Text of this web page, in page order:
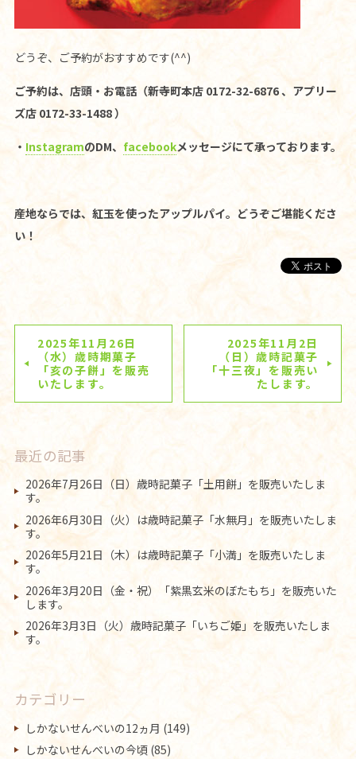
どうぞ、ご予約がおすすめです(^^)
ご予約は、店頭・お電話（新寺町本店 0172-32-6876 、アプリー
ズ店 0172-33-1488 ）
・ InstagramのDM、 facebookメッセージにて承っております。
産地ならでは、紅玉を使ったアップルパイ。どうぞご堪能くださ
い！
2025年11月26日
（水）歳時期菓子
「亥の子餅」を販売
いたします。
2025年11月2日
（日）歳時記菓子
「十三夜」を販売い
たします。
最近の記事
2026年7月26日（日）歳時記菓子「土用餅」を販売いたしま
す。
2026年6月30日（火）は歳時記菓子「水無月」を販売いたしま
す。
2026年5月21日（木）は歳時記菓子「小満」を販売いたしま
す。
2026年3月20日（金・祝）「紫黒玄米のぼたもち」を販売いた
します。
2026年3月3日（火）歳時記菓子「いちご姫」を販売いたしま
す。
カテゴリー
しかないせんべいの12ヵ月 (149)
しかないせんべいの今頃(85)